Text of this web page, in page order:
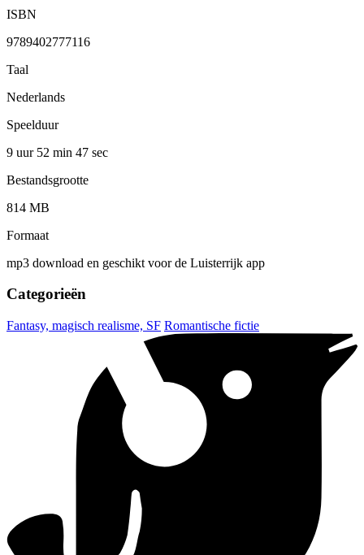
ISBN
9789402777116
Taal
Nederlands
Speelduur
9 uur 52 min 47 sec
Bestandsgrootte
814 MB
Formaat
mp3 download en geschikt voor de Luisterrijk app
Categorieën
Fantasy, magisch realisme, SF Romantische fictie